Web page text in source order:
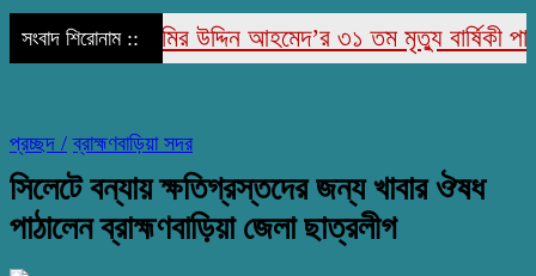
সংবাদ শিরোনাম ::
মরহুম জামির উদ্দিন আহমেদ’র ৩১ তম মৃত্যু বার্ষিকী পালিত
প্রচ্ছদ / ব্রাহ্মণবাড়িয়া সদর
সিলেটে বন্যায় ক্ষতিগ্রস্তদের জন্য খাবার ঔষধ
পাঠালেন ব্রাহ্মণবাড়িয়া জেলা ছাত্রলীগ